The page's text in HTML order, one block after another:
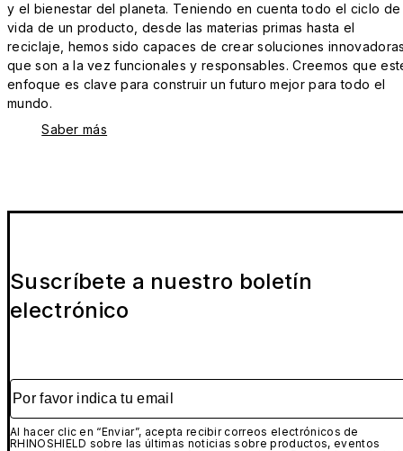
y el bienestar del planeta. Teniendo en cuenta todo el ciclo de
vida de un producto, desde las materias primas hasta el
reciclaje, hemos sido capaces de crear soluciones
que son a la vez funcionales y responsables. Creemos que
enfoque es clave para construir un futuro mejor para todo el
mundo.
Saber más
Suscríbete a nuestro boletín
electrónico
Por favor indica tu email
Al hacer clic en “Enviar”, acepta recibir correos electrónicos de
RHINOSHIELD sobre las últimas noticias sobre productos, eventos